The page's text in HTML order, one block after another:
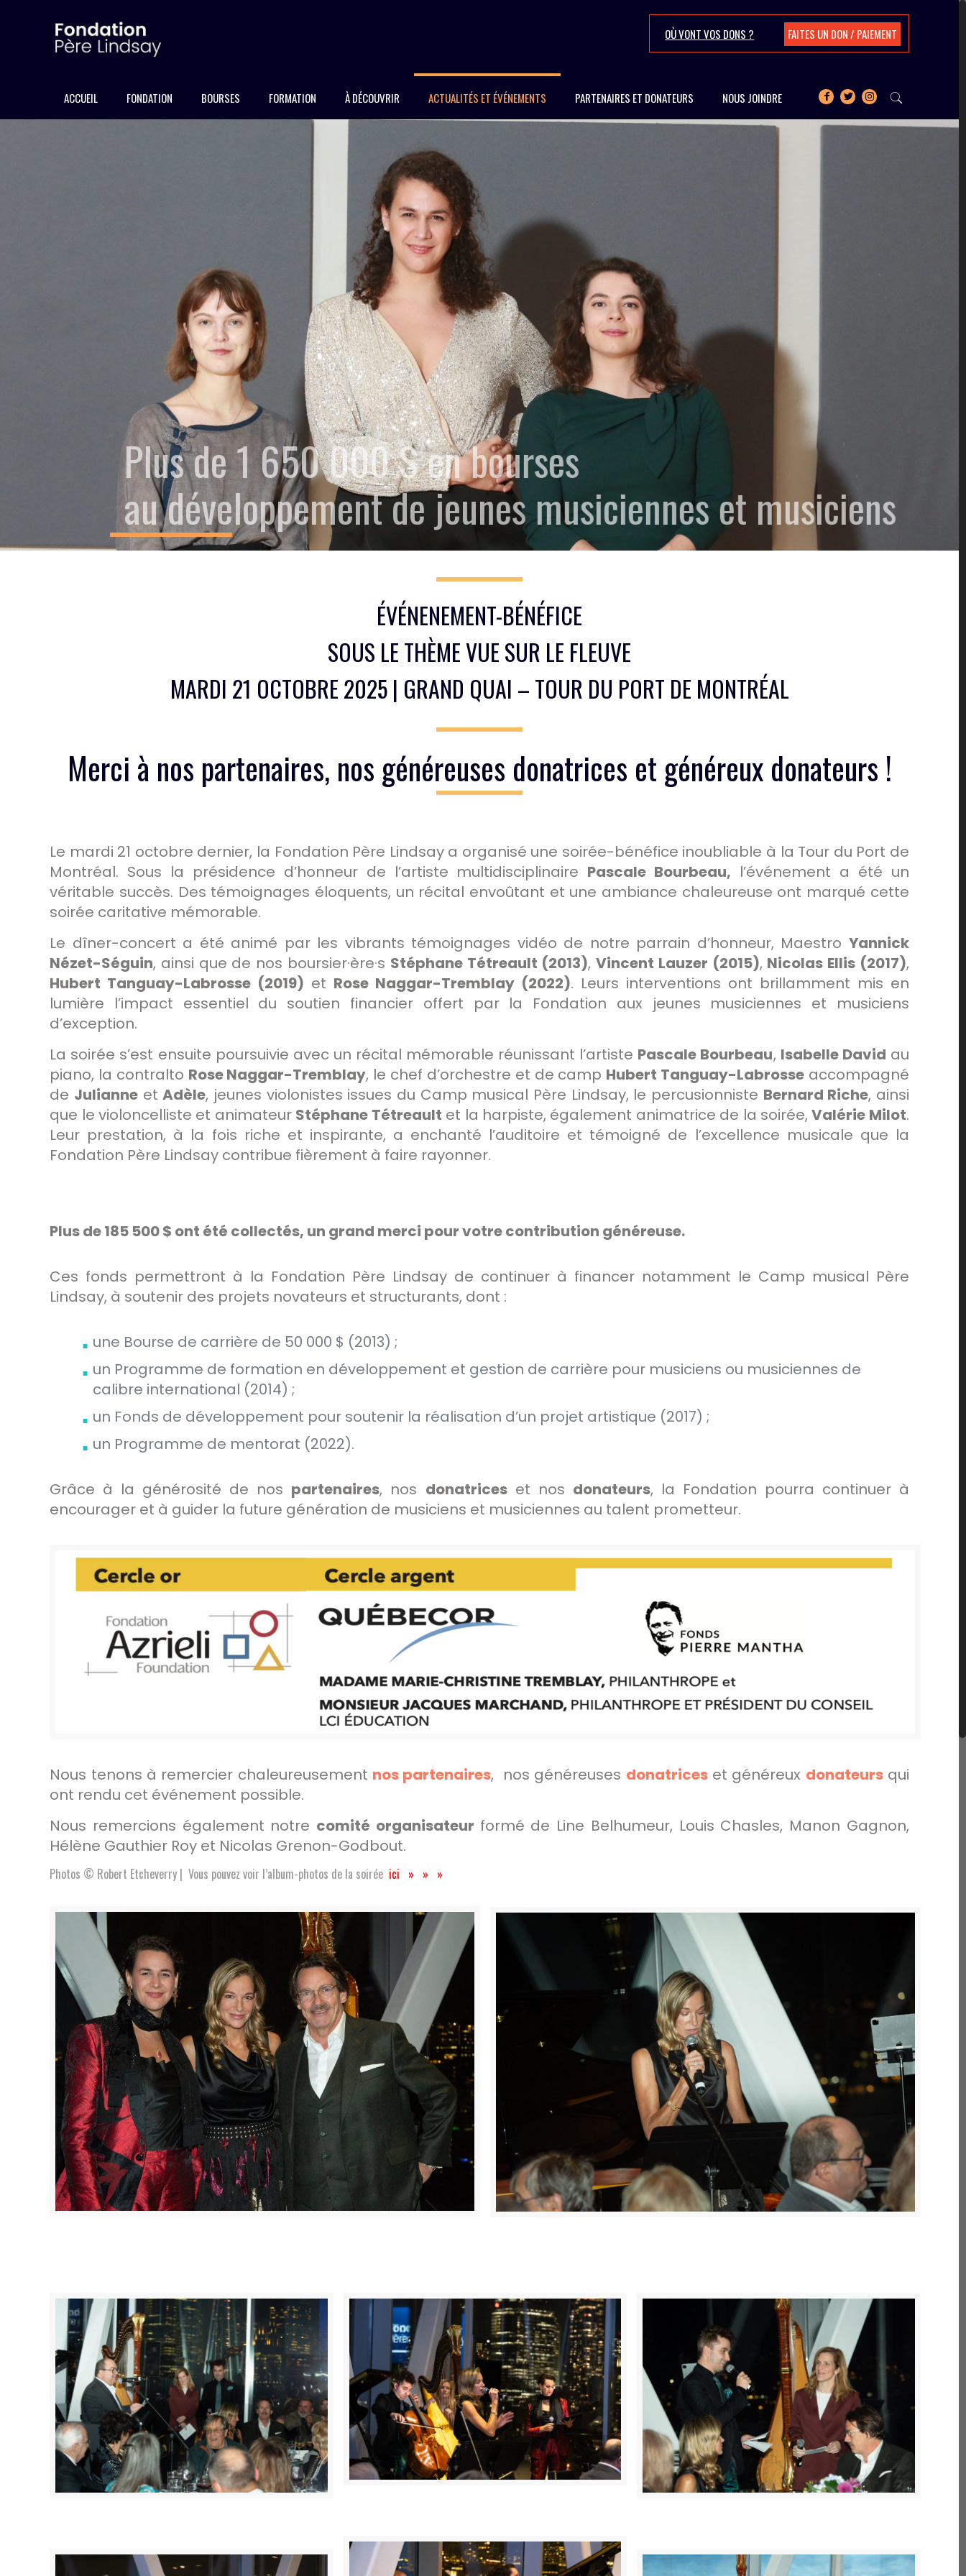
ACCUEIL FONDATION BOURSES FORMATION À DÉCOUVRIR ACTUALITÉS ET ÉVÉNEMENTS PARTENAIRES ET DONATEURS NOUS JOINDRE
OÙ VONT VOS DONS ? FAITES UN DON / PAIEMENT
Plus de 1 650 000 $ en bourses
au développement de jeunes musiciennes et musiciens
ÉVÉNENEMENT-BÉNÉFICE
SOUS LE THÈME VUE SUR LE FLEUVE
MARDI 21 OCTOBRE 2025 | GRAND QUAI – TOUR DU PORT DE MONTRÉAL
Merci à nos partenaires, nos généreuses donatrices et généreux donateurs !
Le mardi 21 octobre dernier, la Fondation Père Lindsay a organisé une soirée-bénéfice inoubliable à la Tour du Port de
Montréal. Sous la présidence d’honneur de l’artiste multidisciplinaire Pascale Bourbeau, l’événement a été un
véritable succès. Des témoignages éloquents, un récital envoûtant et une ambiance chaleureuse ont marqué cette
soirée caritative mémorable.
Le dîner-concert a été animé par les vibrants témoignages vidéo de notre parrain d’honneur, Maestro Yannick
Nézet-Séguin, ainsi que de nos boursier·ère·s Stéphane Tétreault (2013),Vincent Lauzer (2015), Nicolas Ellis (2017),
Hubert Tanguay-Labrosse (2019) et Rose Naggar-Tremblay (2022). Leurs interventions ont brillamment mis en
lumière l’impact essentiel du soutien financier offert par la Fondation aux jeunes musiciennes et musiciens
d’exception.
La soirée s’est ensuite poursuivie avec un récital mémorable réunissant l’artiste Pascale Bourbeau, Isabelle David au
piano, la contralto Rose Naggar-Tremblay, le chef d’orchestre et de camp Hubert Tanguay-Labrosse accompagné
de JulianneetAdèle, jeunes violonistes issues du Camp musical Père Lindsay, le percusionniste Bernard Riche, ainsi
que le violoncelliste et animateur Stéphane Tétreault et la harpiste, également animatrice de la soirée,Valérie Milot.
Leur prestation, à la fois riche et inspirante, a enchanté l’auditoire et témoigné de l’excellence musicale que la
Fondation Père Lindsay contribue fièrement à faire rayonner.
Plus de 185 500 $ ont été collectés, un grand merci pour votre contribution généreuse.
Ces fonds permettront à la Fondation Père Lindsay de continuer à financer notamment le Camp musical Père
Lindsay, à soutenir des projets novateurs et structurants, dont :
une Bourse de carrière de 50 000 $ (2013) ;
un Programme de formation en développement et gestion de carrière pour musiciens ou musiciennes de
calibre international (2014) ;
un Fonds de développement pour soutenir la réalisation d’un projet artistique (2017) ;
un Programme de mentorat (2022).
Grâce à la générosité de nos partenaires, nos donatriceset nos donateurs, la Fondation pourra continuer à
encourager et à guider la future génération de musiciens et musiciennes au talent prometteur.
Nous tenons à remercier chaleureusement nos partenaires, nos généreuses donatriceset généreux donateursqui
ont rendu cet événement possible.
Nous remercions également notre comité organisateur formé de Line Belhumeur, Louis Chasles, Manon Gagnon,
Hélène Gauthier Roy et Nicolas Grenon-Godbout.
Photos © Robert Etcheverry | Vous pouvez voir l’album-photos de la soirée ici » » »